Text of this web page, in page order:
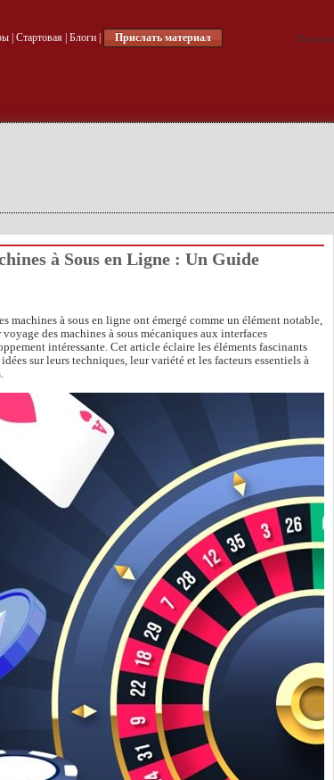
| Стартовая| Блоги| Прислать материал
à Sous en Ligne : Un Guide
machines à sous en ligne ont émergé comme un élément notable,
des machines à sous mécaniques aux interfaces
intéressante. Cet article éclaire les éléments fascinants
idées sur leurs techniques, leur variété et les facteurs essentiels à